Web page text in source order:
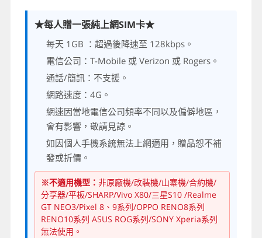
★每人贈一張純上網SIM卡★
每天 1GB ：超過後降速至 128kbps。
電信公司：T-Mobile 或 Verizon 或 Rogers。
通話/簡訊：不支援。
網路速度：4G。
網速因當地電信公司頻率不同以及偏僻地區，
會有影響，敬請見諒。
如因個人手機系統無法上網適用，贈品恕不補
發或折價。
※不適用機型： 非原廠機/改裝機/山寨機/合約機/
分享器/平板/SHARP/Vivo X80/三星S10 /Realme
GT NEO3/Pixel 8、9系列/OPPO RENO8系列
RENO10系列 ASUS ROG系列/SONY Xperia系列
無法使用。